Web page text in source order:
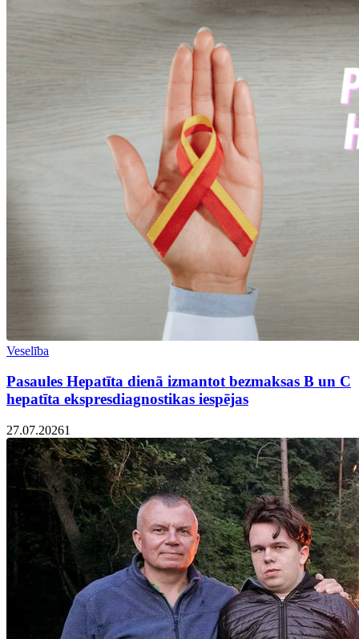
Veselība
Pasaules Hepatīta dienā izmantot bezmaksas B un C
hepatīta ekspresdiagnostikas iespējas
27.07.20261